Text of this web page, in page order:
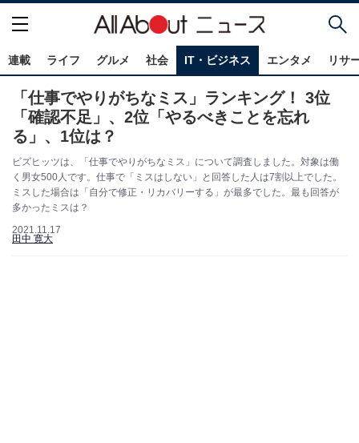
連載 ライフ グルメ 社会 IT・ビジネス エンタメ リサ
「仕事でやりがちなミス」ランキング！ 3位
「確認不足」、2位「やるべきことを忘れ
る」、1位は？
ビズヒッツは、「仕事でやりがちなミス」について調査しました。対象は働
く男女500人です。仕事で「ミスはしない」と回答した人は7割以上でした。
ミスした場合は「自分で修正・リカバリーする」が最多でした。最も回答が
多かったミスは？
2021.11.17
田中 寛大